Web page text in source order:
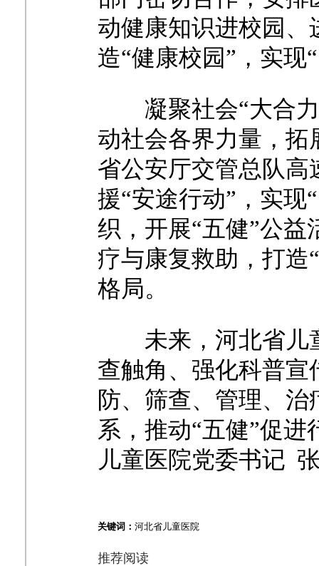
动健康知识进校园
造“健康校园”，实现
凝聚社会“大合
动社会各界力量，拓
省公安厅交管总队
援“安途行动”，实现
织，开展“五健”公
疗与康复救助，打造
格局。
未来，河北省儿
查触角、强化科普
防、筛查、管理、
系，推动“五健”促
儿童医院党委书记
关键词：河北省儿童医院
推荐阅读